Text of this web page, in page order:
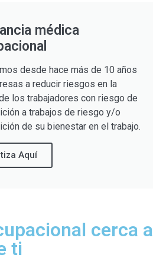
médica
desde hace más de 10 años
a reducir riesgos en la
los trabajadores con riesgo de
a trabajos de riesgo y/o
de su bienestar en el trabajo.
Aquí
cerca a
ti